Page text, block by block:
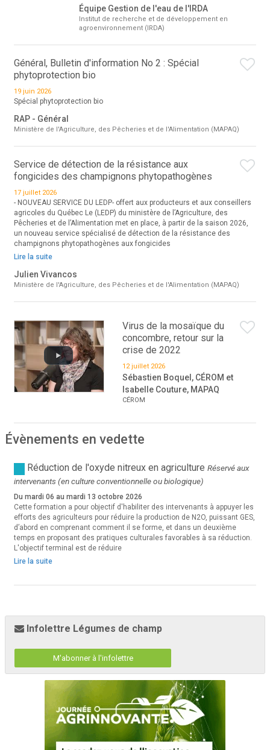
Équipe Gestion de l'eau de l'IRDA
Institut de recherche et de développement en
agroenvironnement (IRDA)
Général, Bulletin d'information No 2 : Spécial
phytoprotection bio
19 juin 2026
Spécial phytoprotection bio
RAP - Général
Ministère de l'Agriculture, des Pêcheries et de l'Alimentation (MAPAQ)
Service de détection de la résistance aux
fongicides des champignons phytopathogènes
17 juillet 2026
- NOUVEAU SERVICE DU LEDP- offert aux producteurs et aux conseillers
agricoles du Québec Le (LEDP) du ministère de l’Agriculture, des
Pêcheries et de l’Alimentation met en place, à partir de la saison 2026,
un nouveau service spécialisé de détection de la résistance des
champignons phytopathogènes aux fongicides
Lire la suite
Julien Vivancos
Ministère de l'Agriculture, des Pêcheries et de l'Alimentation (MAPAQ)
Virus de la mosaïque du
concombre, retour sur la
crise de 2022
12 juillet 2026
Sébastien Boquel, CÉROM et
Isabelle Couture, MAPAQ
CÉROM
Évènements en vedette
Réduction de l'oxyde nitreux en agriculture Réservé aux
intervenants (en culture conventionnelle ou biologique)
Du mardi 06 au mardi 13 octobre 2026
Cette formation a pour objectif d'habiliter des intervenants à appuyer les
efforts des agriculteurs pour réduire la production de N2O, puissant GES,
d’abord en comprenant comment il se forme, et dans un deuxième
temps en proposant des pratiques culturales favorables à sa réduction.
L'objectif terminal est de réduire
Lire la suite
Infolettre Légumes de champ
M'abonner à l'infolettre